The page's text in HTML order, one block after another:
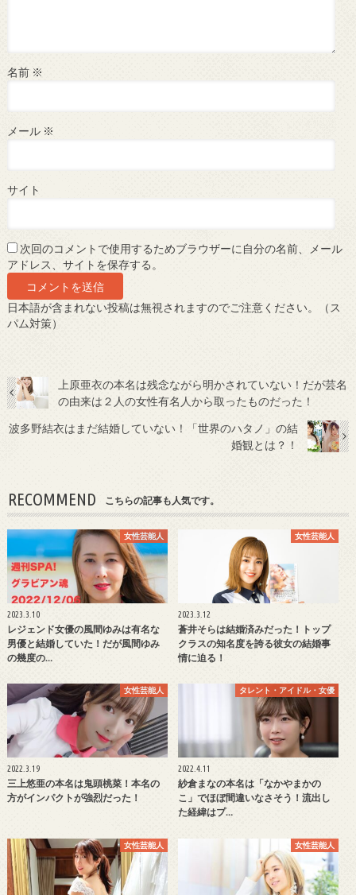
名前 ※
メール ※
サイト
次回のコメントで使用するためブラウザーに自分の名前、メール
アドレス、サイトを保存する。
日本語が含まれない投稿は無視されますのでご注意ください。（ス
パム対策）
上原亜衣の本名は残念ながら明かされていない！だが芸名
の由来は２人の女性有名人から取ったものだった！
波多野結衣はまだ結婚していない！「世界のハタノ」の結
婚観とは？！
RECOMMEND こちらの記事も人気です。
女性芸能人
2023.3.10
レジェンド女優の風間ゆみは有名な
男優と結婚していた！だが風間ゆみ
の幾度の…
女性芸能人
2023.3.12
蒼井そらは結婚済みだった！トップ
クラスの知名度を誇る彼女の結婚事
情に迫る！
女性芸能人
2022.3.19
三上悠亜の本名は鬼頭桃菜！本名の
方がインパクトが強烈だった！
タレント・アイドル・女優
2022.4.11
紗倉まなの本名は「なかやまかの
こ」でほぼ間違いなさそう！流出し
た経緯はプ…
女性芸能人 女性芸能人